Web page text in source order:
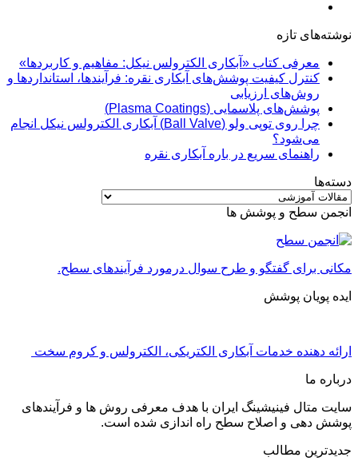
نوشته‌های تازه
معرفی کتاب «آبکاری الکترولس نیکل: مفاهیم و کاربردها»
کنترل کیفیت پوشش‌های آبکاری نقره: فرآیندها، استانداردها و
روش‌های ارزیابی
پوشش‌های پلاسمایی (Plasma Coatings)
چرا روی توپی‌ ولو (Ball Valve) آبکاری الکترولس نیکل انجام
می‌شود؟
راهنمای سریع در باره آبکاری نقره
دسته‌ها
دسته‌ها
انجمن سطح و پوشش ها
مکانی برای گفتگو و طرح سوال درمورد فرآیندهای سطح.
ایده پویان پوشش
ارائه دهنده خدمات آبکاری الکتریکی، الکترولس و کروم سخت
درباره ما
سایت متال فینیشینگ ایران با هدف معرفی روش ها و فرآیندهای
پوشش دهی و اصلاح سطح راه اندازی شده است.
جدیدترین مطالب